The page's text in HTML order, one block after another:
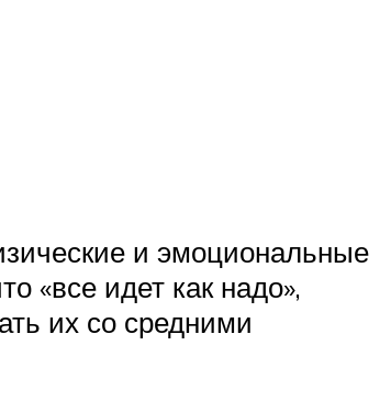
и эмоциональные
«все идет как надо»,
их со средними